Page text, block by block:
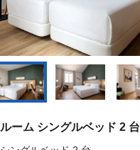
ルーム シングルベッド 2 台